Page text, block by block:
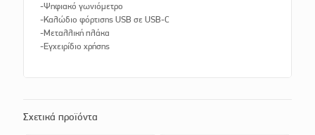
-Ψηφιακό γωνιόμετρο
-Καλώδιο φόρτισης USB σε USB-C
-Μεταλλική πλάκα
-Εγχειρίδιο χρήσης
Σχετικά προϊόντα